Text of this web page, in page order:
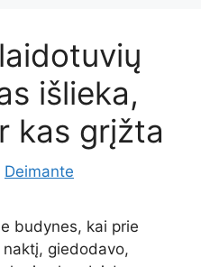
išlieka,
kas grįžta
Deimante
budynes, kai prie
giedodavo,